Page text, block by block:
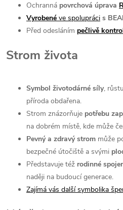
Ochranná povrchová úprava
Vyrobené ve spolupráci s
Před odesláním pečlivě
Strom života
Symbol životodárné síly,
příroda obdařena.
Strom znázorňuje potřebu
na dobrém místě, kde může
Pevný a zdravý strom může
bezpečné útočiště a svými
Představuje též rodinné
naději na budoucí generace.
Zajímá vás další symbolika